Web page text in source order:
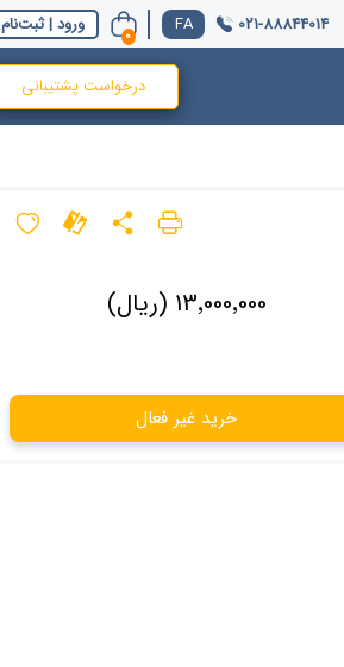
021-88844014
0 ورود | ثبت‌نام
درخواست پشتیبانی
13٬000٬000 (ریال)
خرید غیر فعال